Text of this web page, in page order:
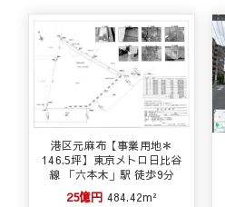
港区元麻布【事業用地＊
146.5坪】東京メトロ日比谷
線 「六本木」駅 徒歩9分
25億円 484.42m²